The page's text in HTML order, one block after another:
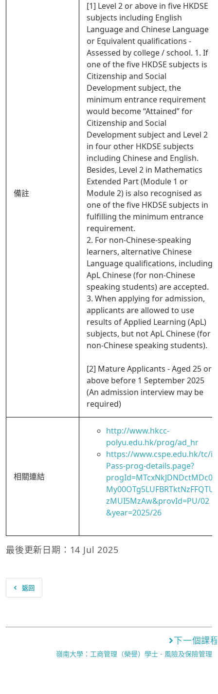
備註
[1] Level 2 or above in five HKDSE
subjects including English
Language and Chinese Language
or Equivalent qualifications -
Assessed by college / school. 1. If
one of the five HKDSE subjects is
Citizenship and Social
Development subject, the
minimum entrance requirement
would become “Attained” for
Citizenship and Social
Development subject and Level 2
in four other HKDSE subjects
including Chinese and English.
Besides, Level 2 in Mathematics
Extended Part (Module 1 or
Module 2) is also recognised as
one of the five HKDSE subjects in
fulfilling the minimum entrance
requirement.
2. For non-Chinese-speaking
learners, alternative Chinese
Language qualifications, including
ApL Chinese (for non-Chinese
speaking students) are accepted.
3. When applying for admission,
applicants are allowed to use
results of Applied Learning (ApL)
subjects, but not ApL Chinese (for
non-Chinese speaking students).
[2] Mature Applicants - Aged 25 or
above before 1 September 2025
(An admission interview may be
required)
相關連結
http://www.hkcc-
polyu.edu.hk/prog/ad_hr
https://www.cspe.edu.hk/tc/i
Pass-prog-details.page?
progId=MTcxNkJDNDctMDc0
My00OTg5LUFBRTktNzFFQTU
zMUI5MzAw&provId=PU/02
&year=2025/26
最後更新日期：14 Jul 2025
返回
下一個課
嶺南大學：工商管理（榮譽）學士 - 風險及保險管理